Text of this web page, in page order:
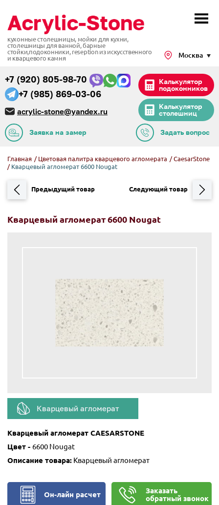
кухонные столешницы, мойки для кухни,
столешницы для ванной, барные
стойки,подоконники, reseption из искусственного
и кварцевого камня
+7 (985) 869-03-06
+7 (920) 805-98-70
acrylic-stone@yandex.ru
Калькулятор
столешниц
Калькулятор
подоконников
Москва
Задать вопрос
Заявка на замер
Главная / Цветовая палитра кварцевого агломерата /CaesarStone
/ Кварцевый агломерат 6600 Nougat
Кварцевый агломерат 6600 Nougat
Кварцевый агломерат
Кварцевый агломерат CAESARSTONE
Цвет - 6600 Nougat
Описание товара: Кварцевый агломерат
Он-лайн расчет
Заказать
обратный звонок